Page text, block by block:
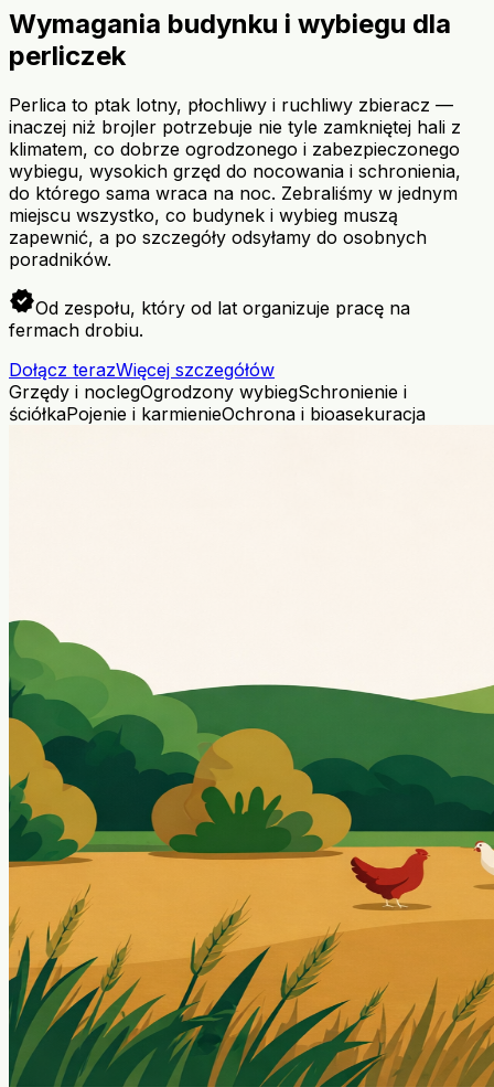
Wymagania budynku i wybiegu dla
perliczek
Perlica to ptak lotny, płochliwy i ruchliwy zbieracz —
inaczej niż brojler potrzebuje nie tyle zamkniętej hali z
klimatem, co dobrze ogrodzonego i zabezpieczonego
wybiegu, wysokich grzęd do nocowania i schronienia,
do którego sama wraca na noc. Zebraliśmy w jednym
miejscu wszystko, co budynek i wybieg muszą
zapewnić, a po szczegóły odsyłamy do osobnych
poradników.
verifiedOd zespołu, który od lat organizuje pracę na
fermach drobiu.
Dołącz terazWięcej szczegółów
Grzędy i noclegOgrodzony wybiegSchronienie i
ściółkaPojenie i karmienieOchrona i bioasekuracja